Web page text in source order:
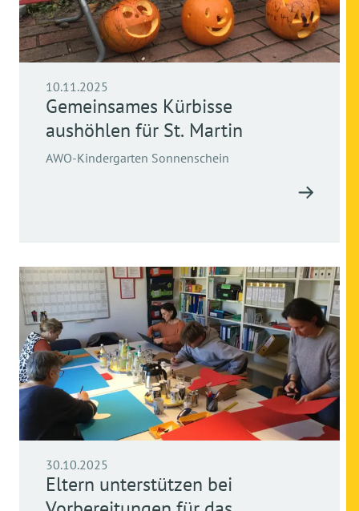
10.11.2025
Gemeinsames Kürbisse
aushöhlen für St. Martin
AWO-Kindergarten Sonnenschein
30.10.2025
Eltern unterstützen bei